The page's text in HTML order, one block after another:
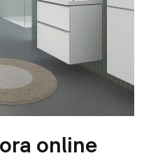
online